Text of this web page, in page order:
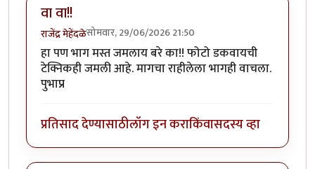
वा वा!!
राजेंद्र मेहेंदळेसोमवार, 29/06/2026 21:50
हा पण भाग मस्त जमलाय बरे का!! फोटो डकवायची
टेक्निकही जमली आहे. मागचा राहीलेला भागही वाचला.
पुभाप्र
प्रतिसाद देण्यासाठीलॉग इन कराकिंवासदस्य व्हा